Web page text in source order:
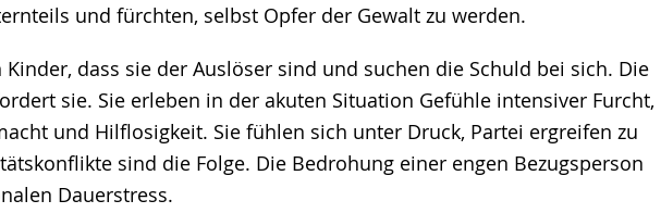
und fürchten, selbst Opfer der Gewalt zu werden.
dass sie der Auslöser sind und suchen die Schuld bei sich. Die
sie. Sie erleben in der akuten Situation Gefühle intensiver Furcht,
und Hilflosigkeit. Sie fühlen sich unter Druck, Partei ergreifen zu
sind die Folge. Die Bedrohung einer engen Bezugsperson
Dauerstress.